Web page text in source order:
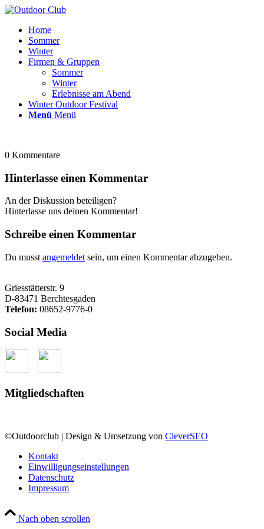
Home
Sommer
Winter
Firmen & Gruppen
Sommer
Winter
Erlebnisse am Abend
Winter Outdoor Festival
Menü Menü
0 Kommentare
Hinterlasse einen Kommentar
An der Diskussion beteiligen?
Hinterlasse uns deinen Kommentar!
Schreibe einen Kommentar
Du musst angemeldet sein, um einen Kommentar abzugeben.
Griesstätterstr. 9
D-83471 Berchtesgaden
Telefon: 08652-9776-0
Social Media
Mitgliedschaften
©Outdoorclub | Design & Umsetzung von CleverSEO
Kontakt
Einwilligungseinstellungen
Datenschutz
Impressum
Nach oben scrollen